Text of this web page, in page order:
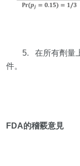
5. 在所有劑量
件。
FDA的稽覈意見